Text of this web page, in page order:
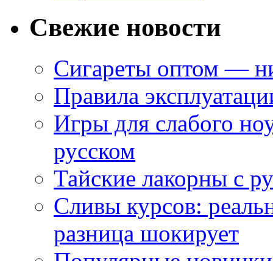
Свежие новости
Сигареты оптом —
Правила
Игры для слабого
русском
Тайские лакорны с
Сливы курсов:
разница шокирует